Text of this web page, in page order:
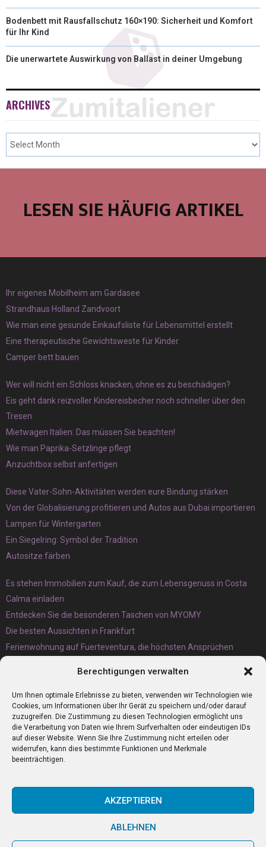
Berechtigungen verwalten
Um Ihnen optimale Erlebnisse zu bieten, verwenden wir Technologien wie
Cookies, um Informationen über Ihr Gerät zu speichern und/oder darauf
zuzugreifen. Die Zustimmung zu diesen Technologien ermöglicht uns
die Verarbeitung von Daten wie Ihrem Surfverhalten oder eindeutigen IDs
auf dieser Website. Wenn Sie Ihre Zustimmung nicht erteilen oder
widerrufen, kann dies bestimmte Funktionen und Merkmale
beeinträchtigen.
AKZEPTIEREN
ABLEHNEN
Bodenbett mit Rausfallschutz 160×190: Sicherheit und Komfort
für Ihr Kind
Die unerwartete Auswirkung von Ballast in deiner Umgebung
ARCHIVES
LESEN SIE HÄUFIG ARTIKEL
Ihr eigenes Mobilheim am Gardasee
Strandhaus Holland Zandvoort
Wie man eine gesunde Einkaufsliste für Lebensmittel erstellt
Eine therapeutische Gewichtsweste für Kinder
Camper bett bauen
Wer will nicht ein Schloss knacken, ohne es zu beschädigen?
Eis geht dank reizvoller Kindereisbecher noch schneller über den
Tresen
Mietwagen Italien: Das müssen Sie beachten!
Wie man Paprika-Setzlinge pflegt
Anzuchtbox selbst anfertigen
Diese Vater-Sohn-Aktivitäten werden eure Bindung stärken
Von der Globalisierung profitieren und Autos aus Dubai importieren
Lampen für Wintergarten
Ein Siegelring: Symbol der Tradition
Autositze färben
Es stehen Immobilien zum Kauf, die zum Lebensgenuss in Costa
Calma einladen
Entdecken Sie die besonderen Taschen von MYOMY
Die besten Aussichten in Frankfurt
Ferienwohnung auf Fuerteventura, die höchsten Ansprüchen
Eternit Wellplatten Entsorgung lieber heute als morgen erledigen
lassen